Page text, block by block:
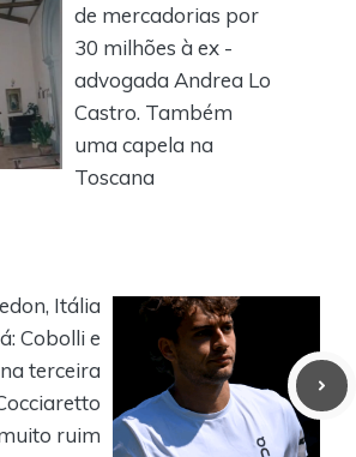
de mercadorias por
30 milhões à ex -
advogada Andrea Lo
Castro. Também
uma capela na
Toscana
Itália
Cobolli e
terceira
ruim